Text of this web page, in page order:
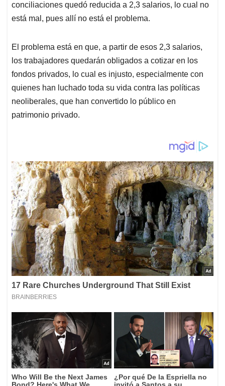
conciliaciones quedó reducida a 2,3 salarios, lo cual no
está mal, pues allí no está el problema.
El problema está en que, a partir de esos 2,3 salarios,
los trabajadores quedarán obligados a cotizar en los
fondos privados, lo cual es injusto, especialmente con
quienes han luchado toda su vida contra las políticas
neoliberales, que han convertido lo público en
patrimonio privado.